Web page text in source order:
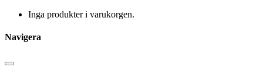
Inga produkter i varukorgen.
Navigera